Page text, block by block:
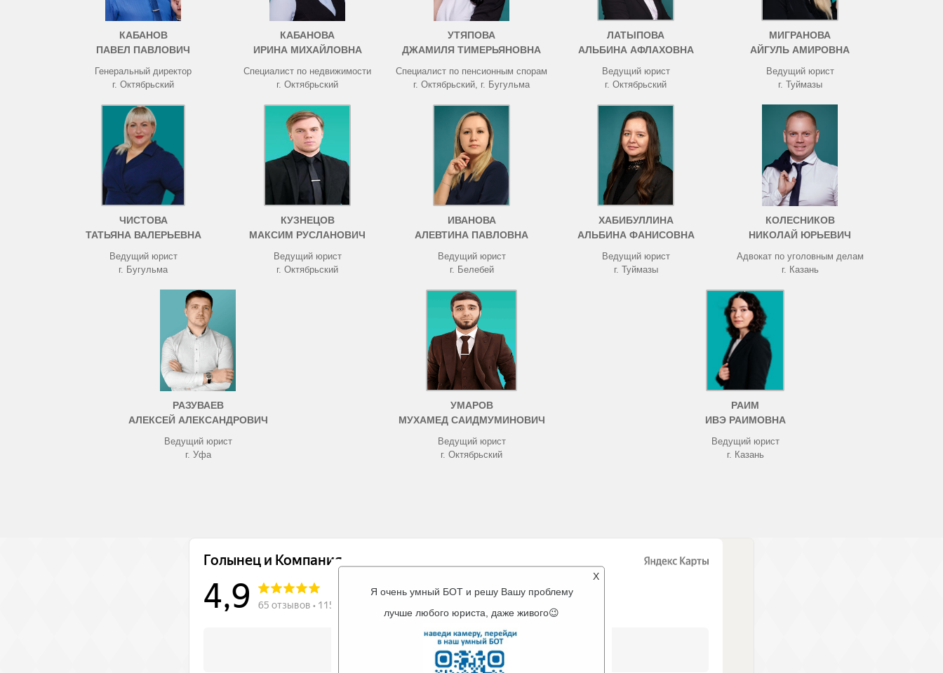
КАБАНОВ
ПАВЕЛ ПАВЛОВИЧ
Генеральный директор
г. Октябрьский
КАБАНОВА
ИРИНА МИХАЙЛОВНА
Специалист по недвижимости
г. Октябрьский
УТЯПОВА
ДЖАМИЛЯ ТИМЕРЬЯНОВНА
Специалист по пенсионным спорам
г. Октябрьский, г. Бугульма
ЛАТЫПОВА
АЛЬБИНА АФЛАХОВНА
Ведущий юрист
г. Октябрьский
МИГРАНОВА
АЙГУЛЬ АМИРОВНА
Ведущий юрист
г. Туймазы
ЧИСТОВА
ТАТЬЯНА ВАЛЕРЬЕВНА
Ведущий юрист
г. Бугульма
КУЗНЕЦОВ
МАКСИМ РУСЛАНОВИЧ
Ведущий юрист
г. Октябрьский
ИВАНОВА
АЛЕВТИНА ПАВЛОВНА
Ведущий юрист
г. Белебей
ХАБИБУЛЛИНА
АЛЬБИНА ФАНИСОВНА
Ведущий юрист
г. Туймазы
КОЛЕСНИКОВ
НИКОЛАЙ ЮРЬЕВИЧ
Адвокат по уголовным делам
г. Казань
РАЗУВАЕВ
АЛЕКСЕЙ АЛЕКСАНДРОВИЧ
Ведущий юрист
г. Уфа
УМАРОВ
МУХАМЕД САИДМУМИНОВИЧ
Ведущий юрист
г. Октябрьский
РАИМ
ИВЭ РАИМОВНА
Ведущий юрист
г. Казань
X
Я очень умный БОТ и решу Вашу проблему
лучше любого юриста, даже живого😉